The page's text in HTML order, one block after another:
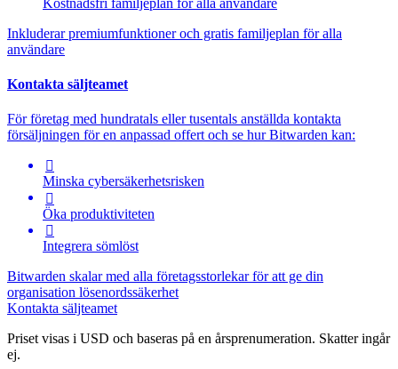
Inkluderar premiumfunktioner och gratis familjeplan för alla
användare
Kontakta säljteamet
För företag med hundratals eller tusentals anställda kontakta
försäljningen för en anpassad offert och se hur Bitwarden kan:

Minska cybersäkerhetsrisken

Öka produktiviteten

Integrera sömlöst
Bitwarden skalar med alla företagsstorlekar för att ge din
organisation lösenordssäkerhet
Kontakta säljteamet
Priset visas i USD och baseras på en årsprenumeration. Skatter ingår
ej.